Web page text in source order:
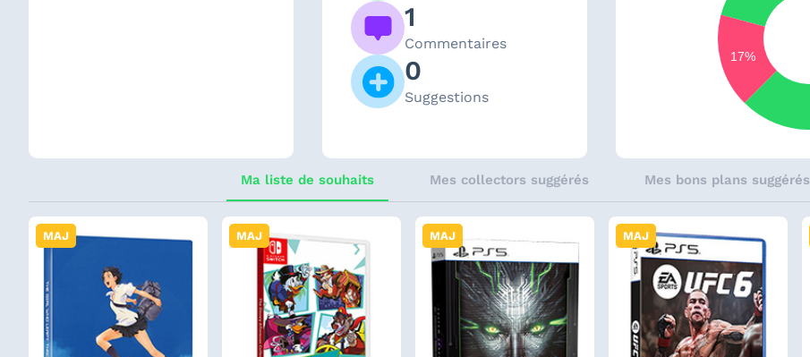
1
Commentaires
0
Suggestions
17%
Ma liste de souhaits Mes collectors suggérés Mes bons plans suggérés
MAJ MAJ MAJ MAJ